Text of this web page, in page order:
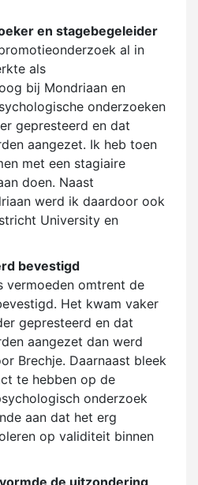
en stagebegeleider
al in
als
bij Mondriaan en
onderzoeken
gepresteerd en dat
aangezet. Ik heb toen
met een stagiaire
doen. Naast
werd ik daardoor ook
University en
bevestigd
vermoeden omtrent de
Het kwam vaker
gepresteerd en dat
aangezet dan werd
Brechje. Daarnaast bleek
te hebben op de
onderzoek
aan dat het erg
op validiteit binnen
de uitzondering